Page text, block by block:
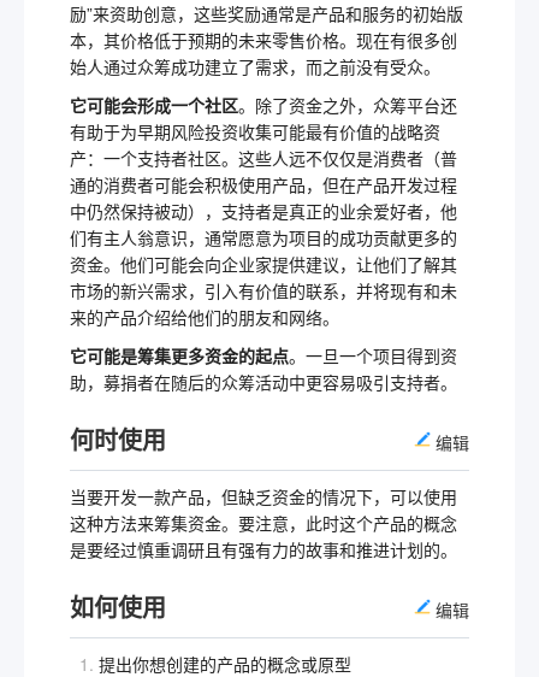
励”来资助创意，这些奖励通常是产品和服务的初始版
本，其价格低于预期的未来零售价格。现在有很多创
始人通过众筹成功建立了需求，而之前没有受众。
它可能会形成一个社区。除了资金之外，众筹平台还
有助于为早期风险投资收集可能最有价值的战略资
产：一个支持者社区。这些人远不仅仅是消费者（普
通的消费者可能会积极使用产品，但在产品开发过程
中仍然保持被动），支持者是真正的业余爱好者，他
们有主人翁意识，通常愿意为项目的成功贡献更多的
资金。他们可能会向企业家提供建议，让他们了解其
市场的新兴需求，引入有价值的联系，并将现有和未
来的产品介绍给他们的朋友和网络。
它可能是筹集更多资金的起点。一旦一个项目得到资
助，募捐者在随后的众筹活动中更容易吸引支持者。
何时使用 编辑
当要开发一款产品，但缺乏资金的情况下，可以使用
这种方法来筹集资金。要注意，此时这个产品的概念
是要经过慎重调研且有强有力的故事和推进计划的。
如何使用 编辑
提出你想创建的产品的概念或原型